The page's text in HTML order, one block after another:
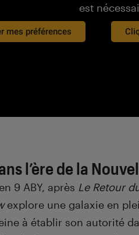
est
mes préférences
l’ère de la
9 ABY, après Le Retour
explore une galaxie en
à établir son autorité